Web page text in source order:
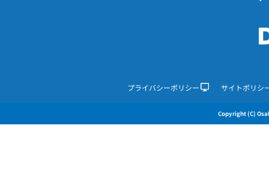
プライバシーポリシー サイトポリシ
Copyright (C)